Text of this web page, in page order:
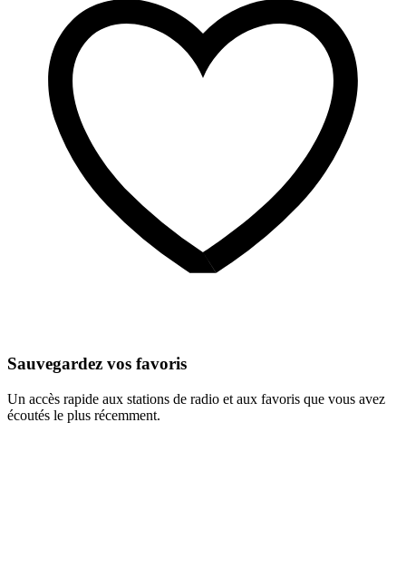
Sauvegardez vos favoris
Un accès rapide aux stations de radio et aux favoris que vous avez
écoutés le plus récemment.